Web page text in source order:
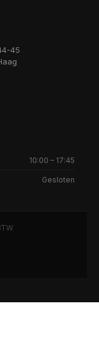
45
10:00 – 17:45
Gesloten